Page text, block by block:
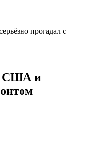
прогадал с
США и